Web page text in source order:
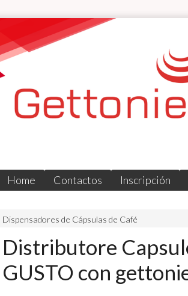
Home Contactos Inscripción
Dispensadores de Cápsulas de Café
Distributore
GUSTO con